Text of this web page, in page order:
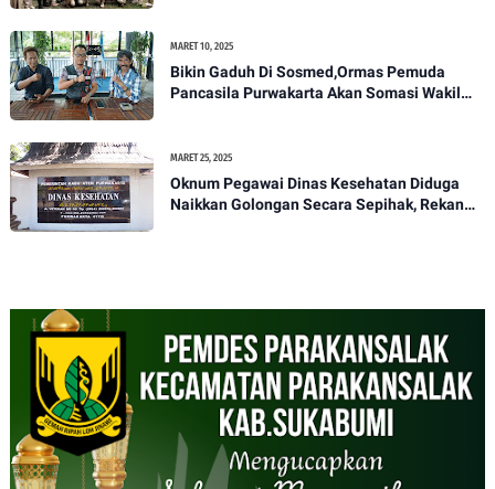
MARET 10, 2025
Bikin Gaduh Di Sosmed,Ormas Pemuda
Pancasila Purwakarta Akan Somasi Wakil
MARET 25, 2025
Oknum Pegawai Dinas Kesehatan Diduga
Naikkan Golongan Secara Sepihak, Rekan